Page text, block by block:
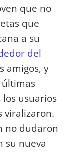
que no
que
a su
del
amigos, y
últimas
usuarios
viralizaron.
no dudaron
su nueva